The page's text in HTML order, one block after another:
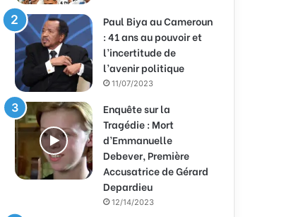
Paul Biya au Cameroun
: 41 ans au pouvoir et
l’incertitude de
l’avenir politique
11/07/2023
Enquête sur la
Tragédie : Mort
d’Emmanuelle
Debever, Première
Accusatrice de Gérard
Depardieu
12/14/2023